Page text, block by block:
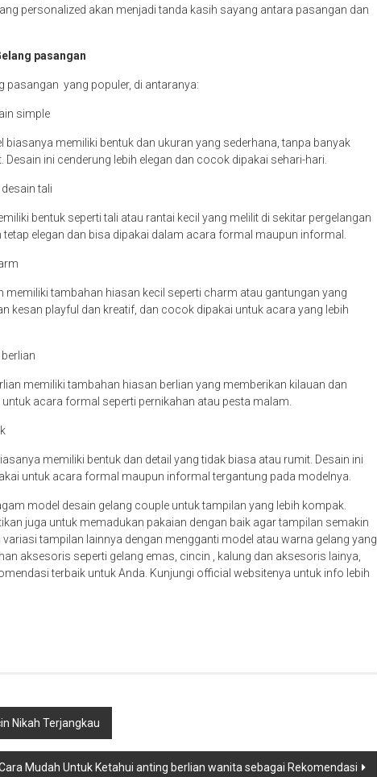
personalized akan menjadi tanda kasih sayang antara pasangan dan
pasangan
pasangan yang populer, di antaranya:
simple
biasanya memiliki bentuk dan ukuran yang sederhana, tanpa banyak
ini cenderung lebih elegan dan cocok dipakai sehari-hari.
tali
bentuk seperti tali atau rantai kecil yang melilit di sekitar pergelangan
elegan dan bisa dipakai dalam acara formal maupun informal.
memiliki tambahan hiasan kecil seperti charm atau gantungan yang
kesan playful dan kreatif, dan cocok dipakai untuk acara yang lebih
memiliki tambahan hiasan berlian yang memberikan kilauan dan
acara formal seperti pernikahan atau pesta malam.
memiliki bentuk dan detail yang tidak biasa atau rumit. Desain ini
untuk acara formal maupun informal tergantung pada modelnya.
model desain gelang couple untuk tampilan yang lebih kompak.
juga untuk memadukan pakaian dengan baik agar tampilan semakin
tampilan lainnya dengan mengganti model atau warna gelang yang
aksesoris seperti gelang emas, cincin , kalung dan aksesoris lainya,
terbaik untuk Anda. Kunjungi official websitenya untuk info lebih
Nikah Terjangkau
Mudah Untuk Ketahui anting berlian wanita sebagai Rekomendasi